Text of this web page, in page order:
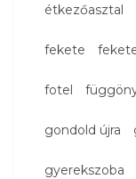
étkezőasztal
fekete
fotel
gondold újra
gyerekszoba